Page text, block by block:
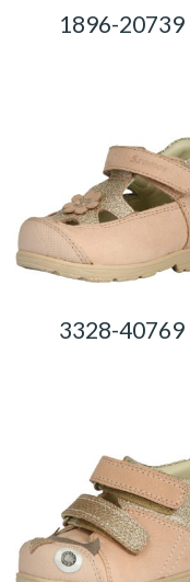
1896-20739
3328-40769